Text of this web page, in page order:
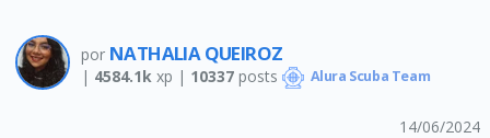
por NATHALIA QUEIROZ
| 4584.1k xp | 10337posts Alura Scuba Team
14/06/2024